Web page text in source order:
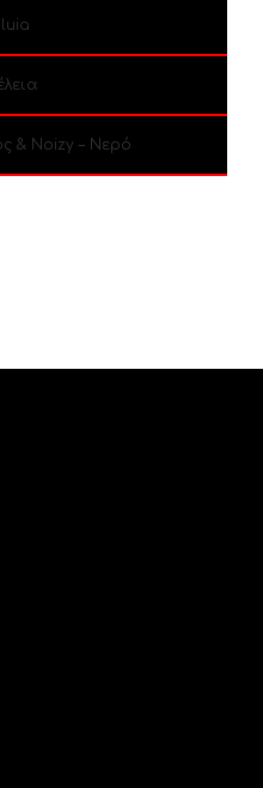
& Noizy – Νερό